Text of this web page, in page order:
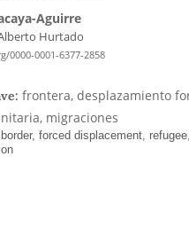
Aguirre
Hurtado
0000-0001-6377-2858
frontera, desplazamiento
migraciones